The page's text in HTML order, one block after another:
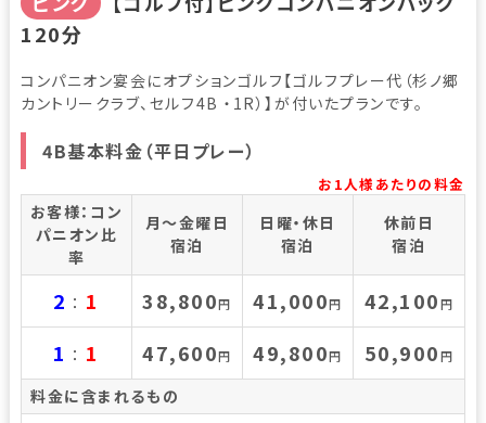
120分
コンパニオン宴会にオプションゴルフ【ゴルフプレー代（杉ノ郷
カントリークラブ、セルフ4B ・1R）】が付いたプランです。
4B基本料金（平日プレー）
お1人様あたりの料金
お客様：コン
パニオン比
率
月～金曜日
宿泊
日曜・休日
宿泊
休前日
宿泊
2 ： 1 38,800円 41,000円 42,100円
1 ： 1 47,600円 49,800円 50,900円
料金に含まれるもの